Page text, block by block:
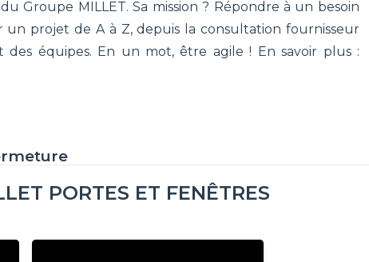
Groupe MILLET. Sa mission ? Répondre à un besoin
un projet de A à Z, depuis la consultation fournisseur
équipes. En un mot, être agile ! En savoir plus :
PORTES ET FENÊTRES